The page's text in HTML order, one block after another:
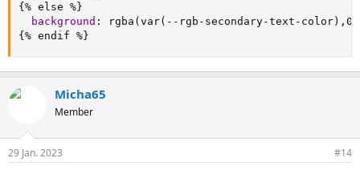
{ % else % }
background : rgba(var( - - rgb - secondary-text - color) ,
{ % endif % }
Micha65
Member
29 Jan. 2023 #14